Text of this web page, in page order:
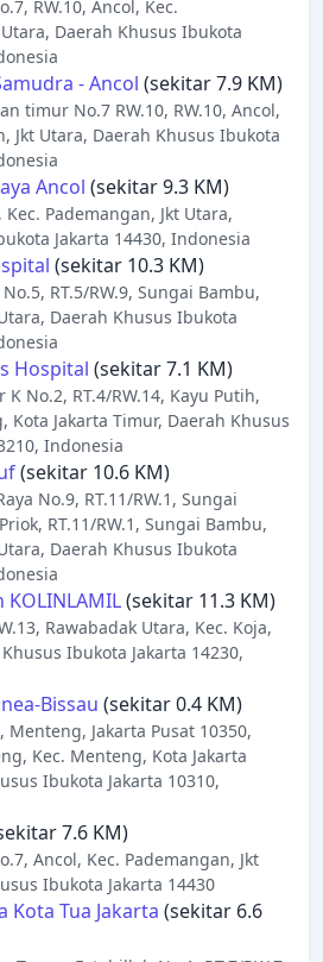
RW.10, Ancol, Kec.
Daerah Khusus Ibukota
- Ancol (sekitar 7.9 KM)
timur No.7 RW.10, RW.10, Ancol,
Jkt Utara, Daerah Khusus Ibukota
Ancol (sekitar 9.3 KM)
Kec. Pademangan, Jkt Utara,
Jakarta 14430, Indonesia
(sekitar 10.3 KM)
RT.5/RW.9, Sungai Bambu,
Daerah Khusus Ibukota
Hospital (sekitar 7.1 KM)
K No.2, RT.4/RW.14, Kayu Putih,
Kota Jakarta Timur, Daerah Khusus
Indonesia
(sekitar 10.6 KM)
No.9, RT.11/RW.1, Sungai
RT.11/RW.1, Sungai Bambu,
Daerah Khusus Ibukota
KOLINLAMIL(sekitar 11.3 KM)
Rawabadak Utara, Kec. Koja,
Ibukota Jakarta 14230,
Bissau (sekitar 0.4 KM)
Menteng, Jakarta Pusat 10350,
Kec. Menteng, Kota Jakarta
Ibukota Jakarta 10310,
7.6 KM)
Ancol, Kec. Pademangan, Jkt
Ibukota Jakarta 14430
Kota Tua Jakarta (sekitar 6.6